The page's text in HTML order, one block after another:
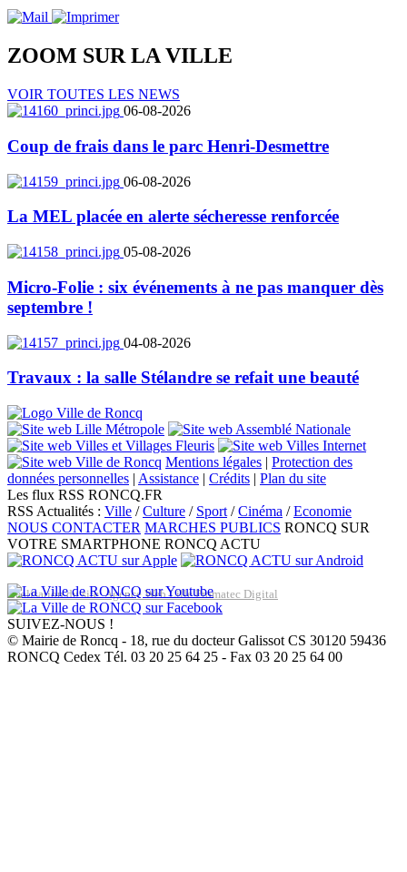
ZOOM SUR LAVILLE
VOIR TOUTES LES NEWS
06-08-2026
Coup de frais dans le parc Henri-Desmettre
06-08-2026
La MEL placée en alerte sécheresse renforcée
05-08-2026
Micro-Folie : six événements à ne pas manquer dès
septembre !
04-08-2026
Travaux : la salle Stélandre se refait une beauté
Mentions légales | Protection des
données personnelles | Assistance | Crédits | Plan du site
Les flux RSS RONCQ.FR
RSS Actualités : Ville /Culture / Sport /Cinéma /Economie
NOUS CONTACTER MARCHES PUBLICS RONCQ SUR
VOTRE SMARTPHONE RONCQ ACTU
Réalisation du site: Agence Web Lille Promatec Digital
SUIVEZ-NOUS !
© Mairie de Roncq - 18, rue du docteur Galissot CS 30120 59436
RONCQ Cedex Tél. 03 20 25 64 25 - Fax 03 20 25 64 00